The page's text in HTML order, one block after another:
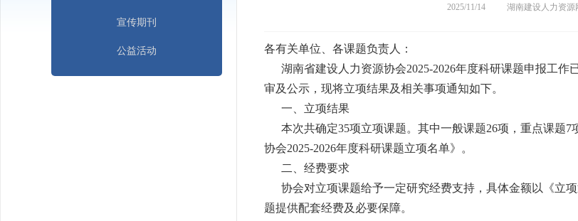
宣传期刊
公益活动
2025/11/14 湖南建设人力资源
各有关单位、各课题负责人：
湖南省建设人力资源协会2025-2026年度科研课题申报工作
审及公示，现将立项结果及相关事项通知如下。
一、立项结果
本次共确定35项立项课题。其中一般课题26项，重点课题
协会2025-2026年度科研课题立项名单》。
二、经费要求
协会对立项课题给予一定研究经费支持，具体金额以《立
题提供配套经费及必要保障。